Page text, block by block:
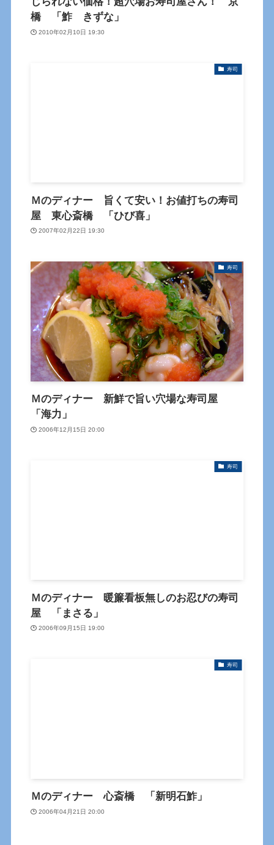
橋 「鮓 きずな」
2010年02月10日 19:30
寿司
Ｍのディナー 旨くて安い！お値打ちの寿司
屋 東心斎橋 「ひび喜」
2007年02月22日 19:30
寿司
Ｍのディナー 新鮮で旨い穴場な寿司屋
「海力」
2006年12月15日 20:00
寿司
Ｍのディナー 暖簾看板無しのお忍びの寿司
屋 「まさる」
2006年09月15日 19:00
寿司
Ｍのディナー 心斎橋 「新明石鮓」
2006年04月21日 20:00